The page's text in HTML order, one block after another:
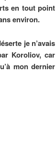
en tout point
environ.
je n’avais
Koroliov, car
mon dernier